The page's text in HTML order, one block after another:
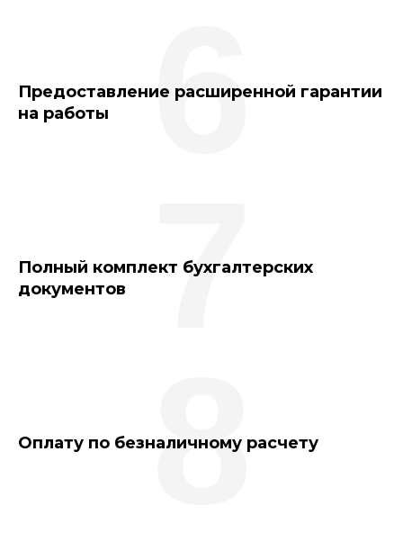
Предоставление расширенной гарантии
на работы
6
Полный комплект бухгалтерских
документов
7
Оплату по безналичному расчету
8